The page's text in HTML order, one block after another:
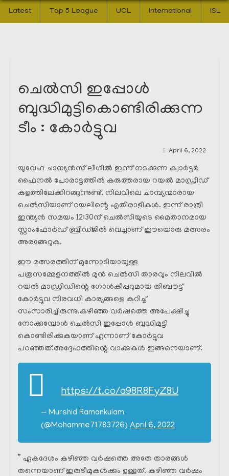
Latest Top 5 League UCL International ISL
ചെൽസി ഇപ്പോൾ
ബുദ്ധിമുട്ടികൊണ്ടിരിക്കുന്ന
ടീം : കോർട്ടുവ
April 6, 2022
യുവേഫ ചാമ്പ്യൻസ് ലീഗിൽ ഇന്ന് നടക്കുന്ന ക്വാർട്ടർ
ഫൈനൽ പോരാട്ടത്തിൽ കരുത്തരായ റയൽ മാഡ്രിഡ്
കളത്തിലേക്കിറങ്ങുന്നുണ്ട്. നിലവിലെ ചാമ്പ്യന്മാരായ
ചെൽസിയാണ് റയലിന്റെ എതിരാളികൾ. ഇന്ന് രാത്രി
ഇന്ത്യൻ സമയം 12:30ന് ചെൽസിയുടെ മൈതാനമായ
സ്റ്റാംഫോർഡ് ബ്രിഡ്ജിൽ വെച്ചാണ് ഈയൊരു മത്സരം
അരങ്ങേറുക.
ഈ മത്സരത്തിന് മുന്നോടിയായുള്ള
പത്രസമ്മേളനത്തിൽ മുൻ ചെൽസി താരവും നിലവിൽ
റയൽ മാഡ്രിഡിന്റെ ഗോൾകീപ്പറുമായ തിബൗട്ട്
കോർട്ടുവ നിരവധി കാര്യങ്ങളെ കുറിച്ച്
സംസാരിച്ചിരുന്നു.കഴിഞ്ഞ വർഷത്തെ അപേക്ഷിച്ചു
നോക്കുമ്പോൾ ചെൽസി ഇപ്പോൾ ബുദ്ധിമുട്ടി
കൊണ്ടിരിക്കുകയാണ് എന്നാണ് കോർട്ടുവ
പറഞ്ഞത്.അദ്ദേഹത്തിന്റെ വാക്കുകൾ ഇങ്ങനെയാണ്.
https://t.co/a98R8FyZ8U
— Murshid Ramankulam
(@Mohamme71783726) April 6, 2022
” ഏകദേശം കഴിഞ്ഞ വർഷത്തെ അതേ താരങ്ങൾ
തന്നെയാണ് ഇരുടീമുകൾക്കും ഉള്ളത്. കഴിഞ്ഞ വർഷം